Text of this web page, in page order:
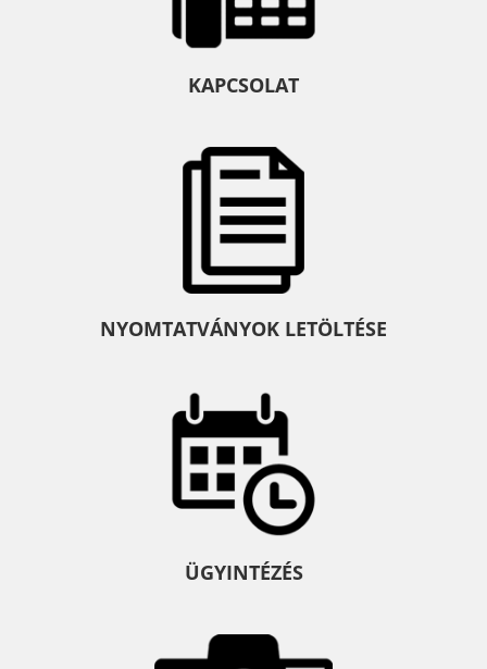
KAPCSOLAT
NYOMTATVÁNYOK LETÖLTÉSE
ÜGYINTÉZÉS